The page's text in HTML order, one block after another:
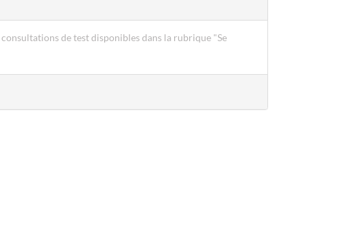
consultations de test disponibles dans la rubrique "Se